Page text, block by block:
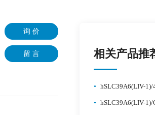
询 价
留 言 相关产品推
• hSLC39A6(LIV-1)/
• hSLC39A6(LIV-1)/